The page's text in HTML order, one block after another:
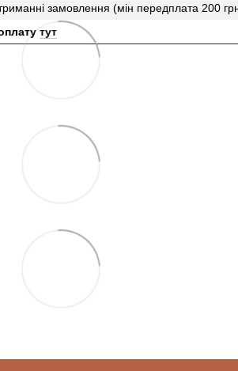
замовлення (мін передплата 200
тут